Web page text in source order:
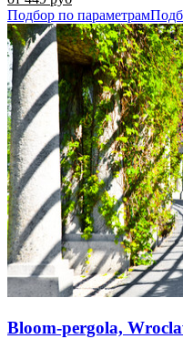
Подбор по параметрам
Bloom-pergola,